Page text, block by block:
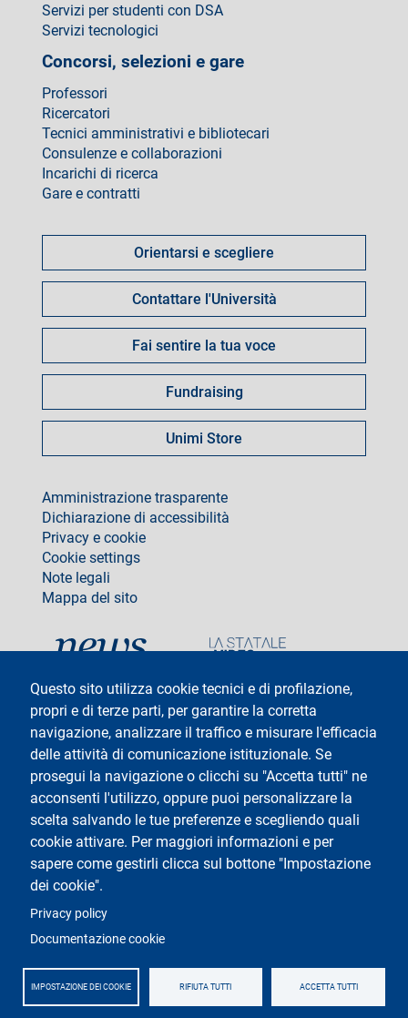
Questo sito utilizza cookie tecnici e di profilazione,
propri e di terze parti, per garantire la corretta
navigazione, analizzare il traffico e misurare l'efficacia
delle attività di comunicazione istituzionale. Se
prosegui la navigazione o clicchi su "Accetta tutti" ne
acconsenti l'utilizzo, oppure puoi personalizzare la
scelta salvando le tue preferenze e scegliendo quali
cookie attivare. Per maggiori informazioni e per
sapere come gestirli clicca sul bottone "Impostazione
dei cookie".
Privacy policy
Documentazione cookie
IMPOSTAZIONE DEI COOKIE RIFIUTA TUTTI ACCETTA TUTTI
Servizi per studenti con DSA
Servizi tecnologici
Concorsi, selezioni e gare
Professori
Ricercatori
Tecnici amministrativi e bibliotecari
Consulenze e collaborazioni
Incarichi di ricerca
Gare e contratti
fare
Orientarsi e scegliere
Contattare l'Università
Fai sentire la tua voce
Fundraising
Unimi Store
footer
Amministrazione trasparente
Dichiarazione di accessibilità
Privacy e cookie
Cookie settings
Note legali
Mappa del sito
Testo
Università degli Studi di Milano
Via Festa del Perdono 7 - 20122 Milano
Tel: +39 02 5032 5032
InformaStudenti
Posta Elettronica Certificata
C.F. 80012650158 - P.I. 03064870151
Codice LEI
social
Logo